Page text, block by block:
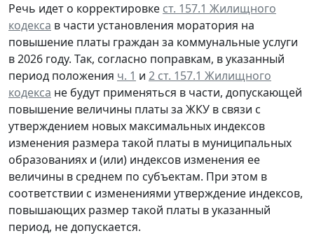
Речь идет о корректировке ст. 157.1 Жилищного
кодекса в части установления моратория на
повышение платы граждан за коммунальные услуги
в 2026 году. Так, согласно поправкам, в указанный
период положения ч. 1 и 2 ст. 157.1 Жилищного
кодекса не будут применяться в части, допускающей
повышение величины платы за ЖКУ в связи с
утверждением новых максимальных индексов
изменения размера такой платы в муниципальных
образованиях и (или) индексов изменения ее
величины в среднем по субъектам. При этом в
соответствии с изменениями утверждение индексов,
повышающих размер такой платы в указанный
период, не допускается.